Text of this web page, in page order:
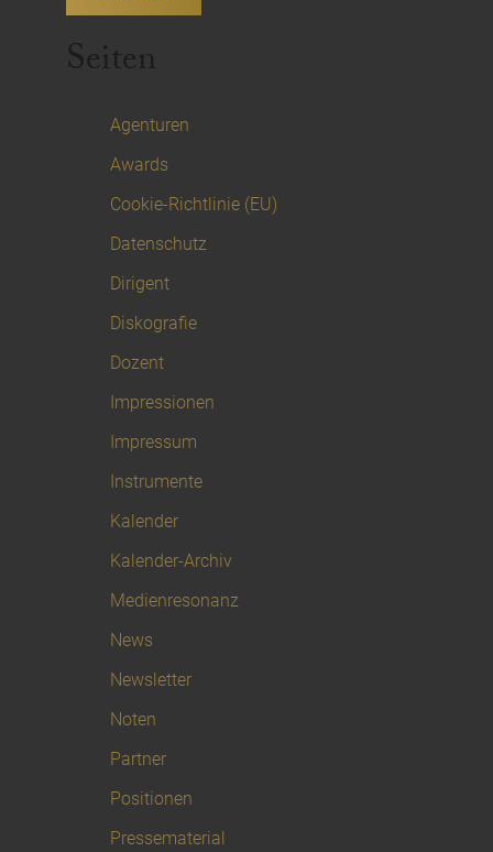
Seiten
Agenturen
Awards
Cookie-Richtlinie (EU)
Datenschutz
Dirigent
Diskografie
Dozent
Impressionen
Impressum
Instrumente
Kalender
Kalender-Archiv
Medienresonanz
News
Newsletter
Noten
Partner
Positionen
Pressematerial